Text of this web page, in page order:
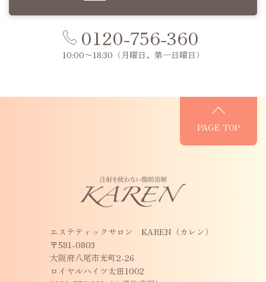
0120-756-360
10:00〜18:30 （月曜日、第一日曜日）
PAGE TOP
エステティックサロン KAREN（カレン）
〒581-0803
大阪府八尾市光町2-26
ロイヤルハイツ太田1002